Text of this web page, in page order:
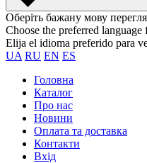
Оберіть бажану мову
Choose the preferred
Elija el idioma preferido para
UA RU EN ES
Головна
Каталог
Про нас
Новини
Оплата та доставка
Контакти
Вхiд